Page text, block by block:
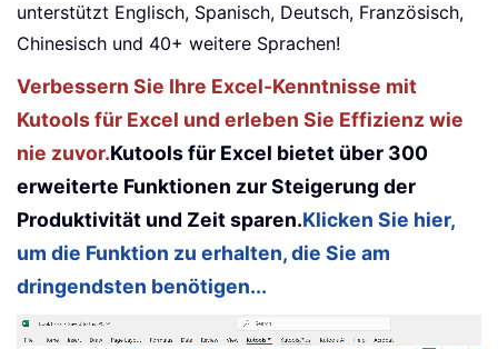
unterstützt Englisch, Spanisch, Deutsch, Französisch,
Chinesisch und 40+ weitere Sprachen!
Verbessern Sie Ihre Excel-Kenntnisse mit
Kutools für Excel und erleben Sie Effizienz wie
nie zuvor.Kutools für Excel bietet über 300
erweiterte Funktionen zur Steigerung der
Produktivität und Zeit sparen.Klicken Sie hier,
um die Funktion zu erhalten, die Sie am
dringendsten benötigen...